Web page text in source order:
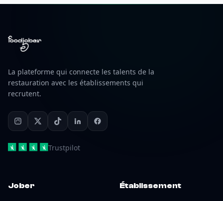
La plateforme qui connecte les talents de la
restauration avec les établissements qui
recrutent.
Trustpilot
Jober Établissement